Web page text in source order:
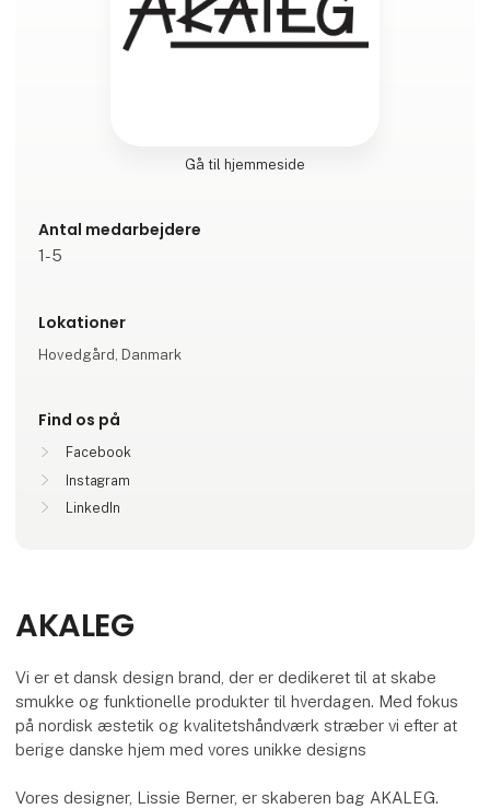
Gå til hjemmeside
Antal medarbejdere
1-5
Lokationer
Hovedgård, Danmark
Find os på
Facebook
Instagram
LinkedIn
AKALEG
Vi er et dansk design brand, der er dedikeret til at skabe
smukke og funktionelle produkter til hverdagen. Med fokus
på nordisk æstetik og kvalitetshåndværk stræber vi efter at
berige danske hjem med vores unikke designs
Vores designer, Lissie Berner, er skaberen bag AKALEG.